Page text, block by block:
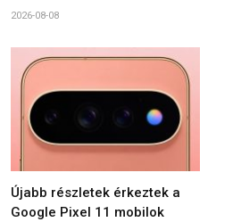
2026-08-08
Újabb részletek érkeztek a
Google Pixel 11 mobilok